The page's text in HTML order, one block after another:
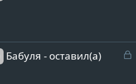
тЗ
Бабуля - оставил(а)